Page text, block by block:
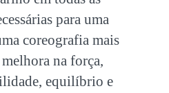
para uma
coreografia mais
na força,
equilíbrio e